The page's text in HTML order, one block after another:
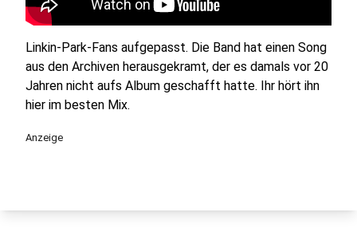
Linkin-Park-Fans aufgepasst. Die Band hat einen Song
aus den Archiven herausgekramt, der es damals vor 20
Jahren nicht aufs Album geschafft hatte. Ihr hört ihn
hier im besten Mix.
Anzeige